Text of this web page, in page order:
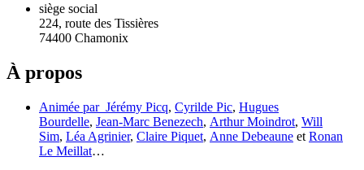
siège social
224, route des Tissières
74400 Chamonix
À propos
Animée par Jérémy Picq, Cyrilde Pic, Hugues
Bourdelle, Jean-Marc Benezech, Arthur Moindrot, Will
Sim, Léa Agrinier, Claire Piquet, Anne Debeaune et Ronan
Le Meillat…